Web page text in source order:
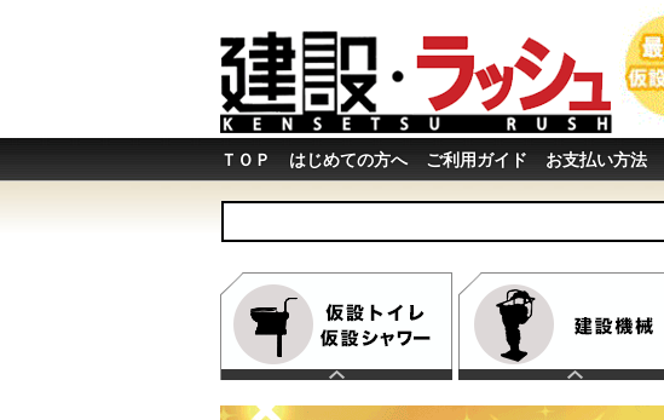
ＴＯＰ はじめての方へ ご利用ガイド お支払い方法